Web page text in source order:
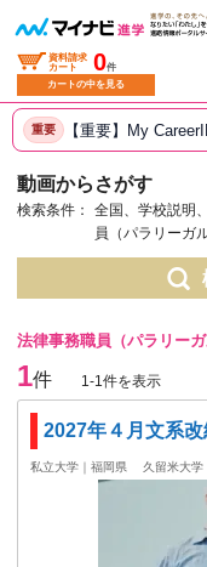
資料請求
カート
0件
カートの中を見る
重要 【重要】My
動画からさがす
検索条件：
全国、学校説明
員（パラリーガ
法律事務職員（パラリー
1件 1-1件を表示
2027年４月文系
私立大学｜福岡県 久留米大学